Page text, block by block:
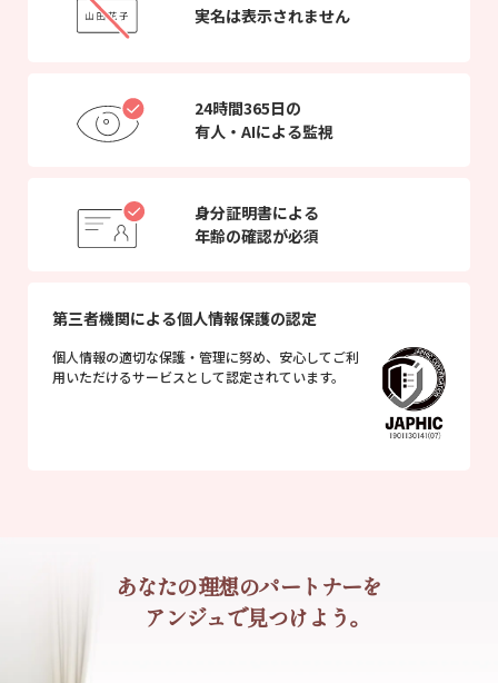
実名は表示されません
24時間365日の
有人・AIによる監視
身分証明書による
年齢の確認が必須
第三者機関による個人情報保護の認定
個人情報の適切な保護・管理に努め、安心してご利
用いただけるサービスとして認定されています。
あなたの理想のパートナーを
アンジュで見つけよう。